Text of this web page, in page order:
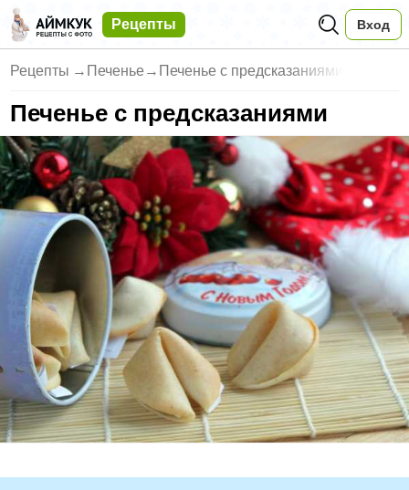
Рецепты Вход
Рецепты → Печенье → Печенье с предсказаниями
Печенье с предсказаниями